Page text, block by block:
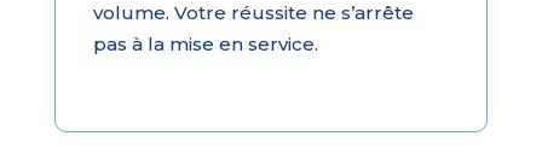
volume. Votre réussite ne s’arrête
pas à la mise en service.